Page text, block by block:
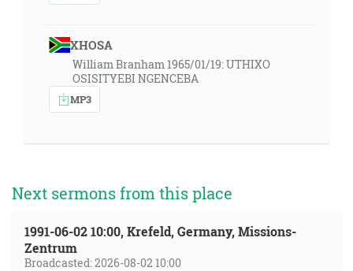
XHOSA
William Branham 1965/01/19: UTHIXO
OSISITYEBI NGENCEBA
MP3
Next sermons from this place
1991-06-02 10:00, Krefeld, Germany, Missions-
Zentrum
Broadcasted: 2026-08-02 10:00